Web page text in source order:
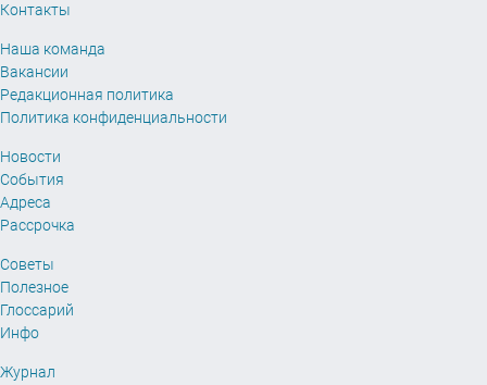
Контакты
Наша команда
Вакансии
Редакционная политика
Политика конфиденциальности
Новости
События
Адреса
Рассрочка
Советы
Полезное
Глоссарий
Инфо
Журнал